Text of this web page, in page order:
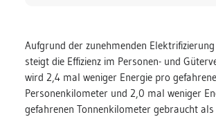
Aufgrund der zunehmenden
steigt die Effizienz im Personen- und
wird 2,4 mal weniger Energie pro
Personenkilometer und 2,0 mal weniger
gefahrenen Tonnenkilometer gebraucht als